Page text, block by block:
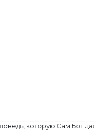
которую Сам Бог